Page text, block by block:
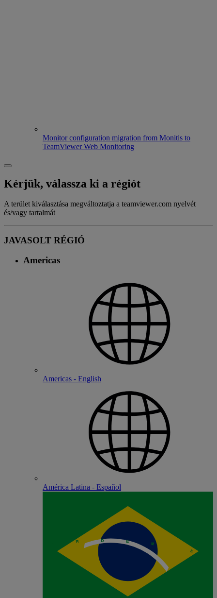
Monitor configuration migration from Monitis to
TeamViewer Web Monitoring
Kérjük, válassza ki a régiót
A terület kiválasztása megváltoztatja a teamviewer.com nyelvét
és/vagy tartalmát
JAVASOLT RÉGIÓ
Americas
Americas - English
América Latina - Español